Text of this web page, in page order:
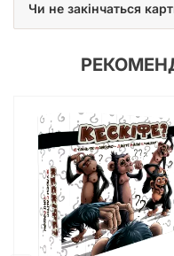
Чи не закінчаться